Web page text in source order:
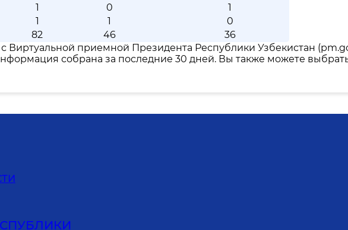
1 0
1
1 1
0
82 46
36
Виртуальной приемной Президента Республики Узбекистан
собрана за последние 30 дней. Вы также можете